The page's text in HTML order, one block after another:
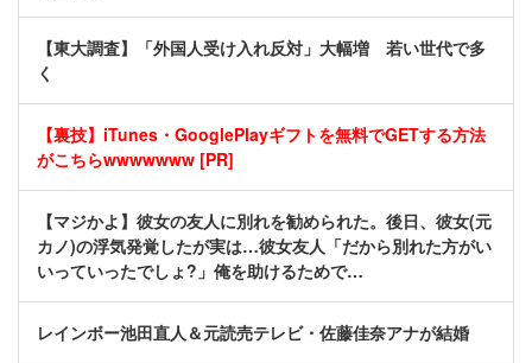
【東大調査】「外国人受け入れ反対」大幅増 若い世代で多
く
【裏技】iTunes・GooglePlayギフトを無料でGETする方法
がこちらwwwwwww [PR]
【マジかよ】彼女の友人に別れを勧められた。後日、彼女(元
カノ)の浮気発覚したが実は…彼女友人「だから別れた方がい
いっていったでしょ?」俺を助けるためで…
レインボー池田直人＆元読売テレビ・佐藤佳奈アナが結婚